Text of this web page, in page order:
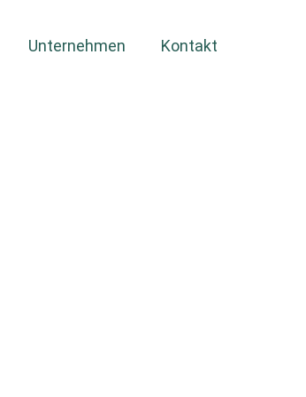
Unternehmen Kontakt